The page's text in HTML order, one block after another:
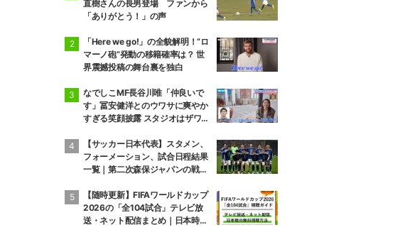
直樹さんの長男登場 ファンから
「ありがとう！」の声
「Here we go!」の全貌解明！“ロ
マーノ砲”発動の移籍確率は？ 世
界震撼投稿の舞台裏を独白
なでしこMF長谷川唯「仲良いで
す」冨安健洋とのウワサに爽やか
すぎる笑顔披露 スタジオはザワザ
【サッカー日本代表】スタメン、
フォーメーション、試合日程結果
一覧｜第二次森保ジャパンの戦歴
【随時更新】FIFAワールドカップ
2026の「全104試合」テレビ放
送・ネット配信まとめ｜日本時間